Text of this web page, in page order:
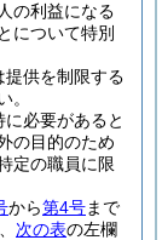
の利益になる
について特別
供を制限する
。
必要があると
の目的のため
定の職員に限
から第4号まで
次の表の左欄